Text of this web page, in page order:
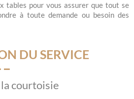
tables pour vous assurer que tout se
à toute demande ou besoin des
DU SERVICE
la courtoisie